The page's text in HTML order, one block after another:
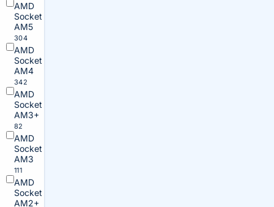
AMD
Socket
AM5
304
AMD
Socket
AM4
342
AMD
Socket
AM3+
82
AMD
Socket
AM3
111
AMD
Socket
AM2+